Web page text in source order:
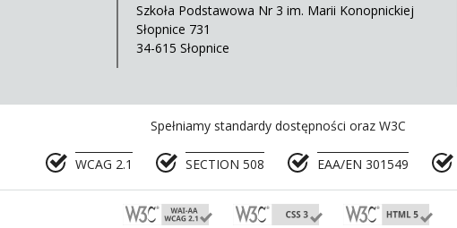
Szkoła Podstawowa Nr 3 im. Marii Konopnickiej
Słopnice 731
34-615 Słopnice
Spełniamy standardy dostępności oraz W3C
WCAG 2.1 SECTION 508 EAA/EN 301549